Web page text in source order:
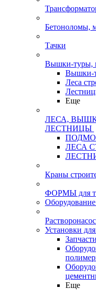
Бетоноломы,
Тачки
Вышки-туры,
Вышки-
Леса
Еще
ЛЕСА,
ЛЕСТНИЦЫ
ЛЕСА
Краны
ФОРМЫ для
Установки
Еще